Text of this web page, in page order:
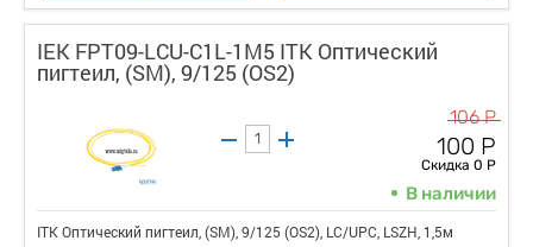
IEK FPT09-LCU-C1L-1M5 ITK Оптический
пигтеил, (SM), 9/125 (OS2)
106 Р
100 Р
Скидка 0 Р
В наличии
ITK Оптический пигтеил, (SM), 9/125 (OS2), LC/UPC, LSZH, 1,5м